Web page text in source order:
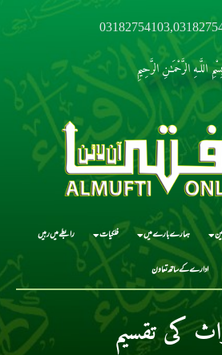
بِسْمِ اللَّـهِ الرَّحْمَـٰنِ الرَّحِيمِ
ہمارے بارے میں فلکیات رابطے میں رہیں
ادارے کے ساتھ تعاون
کی تقسیم